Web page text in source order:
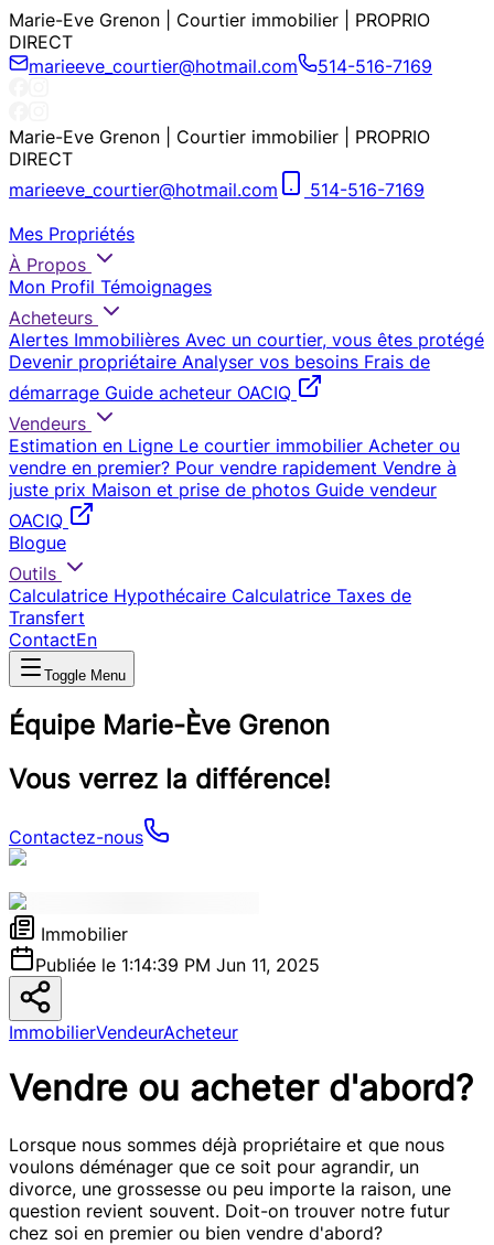
Marie-Eve Grenon | Courtier immobilier | PROPRIO
DIRECT
marieeve_courtier@hotmail.com
514-516-7169
Marie-Eve Grenon | Courtier immobilier | PROPRIO
DIRECT
marieeve_courtier@hotmail.com
514-516-7169
Mes Propriétés
À Propos
Mon Profil Témoignages
Acheteurs
Alertes Immobilières Avec un courtier, vous êtes protégé
Devenir propriétaire Analyser vos besoins Frais de
démarrage Guide acheteur OACIQ
Vendeurs
Estimation en Ligne Le courtier immobilier Acheter ou
vendre en premier? Pour vendre rapidement Vendre à
juste prix Maison et prise de photos Guide vendeur
OACIQ
Blogue
Outils
Calculatrice Hypothécaire Calculatrice Taxes de
Transfert
ContactEn
Toggle Menu
Équipe Marie-Ève Grenon
Vous verrez la différence!
Contactez-nous
Immobilier
Publiée le 1:14:39 PM Jun 11, 2025
ImmobilierVendeurAcheteur
Vendre ou acheter d'abord?
Lorsque nous sommes déjà propriétaire et que nous
voulons déménager que ce soit pour agrandir, un
divorce, une grossesse ou peu importe la raison, une
question revient souvent. Doit-on trouver notre futur
chez soi en premier ou bien vendre d'abord?